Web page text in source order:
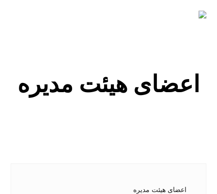
اعضای هیئت مدیره
اعضای هیئت مدیره